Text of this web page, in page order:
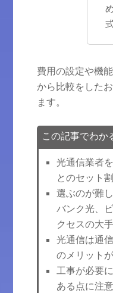
費用の設定や機
から比較をした
ます。
この記事でわか
光通信業者
とのセット
選ぶのが難
バンク光、
クセスの大
光通信は通
のメリット
工事が必要
ある点に注意